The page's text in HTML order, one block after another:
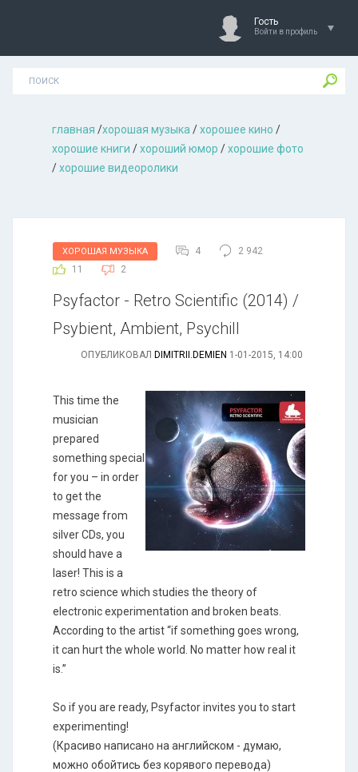
Гость
Войти в профиль
главная /хорошая музыкa /хорошее кино /
хорошие книги /хороший юмор /хорошие фото
/хорошие видеоролики
ХОРОШАЯ МУЗЫКА 4
2 942
11
2
Psyfactor - Retro Scientific (2014) /
Psybient, Ambient, Psychill
ОПУБЛИКОВАЛ DIMITRII.DEMIEN 1-01-2015, 14:00
This time the
musician
prepared
something special
for you – in order
to get the
message from
silver CDs, you
should have a
laser! This is a
retro science which studies the theory of
electronic experimentation and broken beats.
According to the artist “if something goes wrong,
it can hurt the whole world. No matter how real it
is.”
So if you are ready, Psyfactor invites you to start
experimenting!
(Красиво написано на английском - думаю,
можно обойтись без корявого перевода)